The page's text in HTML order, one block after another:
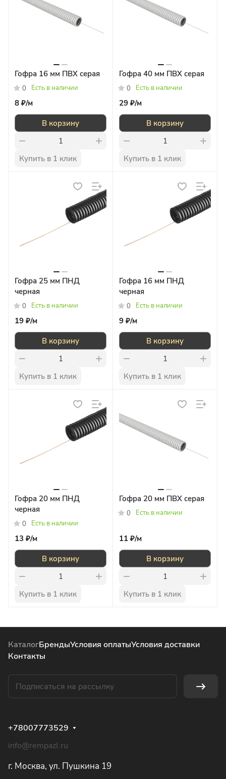
Гофра 16 мм ПВХ серая
0 Есть в наличии
8 ₽/м
В корзину
Купить в 1 клик
Гофра 40 мм ПВХ серая
0 Есть в наличии
29 ₽/м
В корзину
Купить в 1 клик
Гофра 25 мм ПНД
черная
0 Есть в наличии
19 ₽/м
В корзину
Купить в 1 клик
Гофра 16 мм ПНД
черная
0 Есть в наличии
9 ₽/м
В корзину
Купить в 1 клик
Гофра 20 мм ПНД
черная
0 Есть в наличии
13 ₽/м
В корзину
Купить в 1 клик
Гофра 20 мм ПВХ серая
0 Есть в наличии
11 ₽/м
В корзину
Купить в 1 клик
КаталогБрендыУсловия оплатыУсловия доставки
Контакты
+78007773529
info@rempazl.ru
г. Москва, ул. Пушкина 19